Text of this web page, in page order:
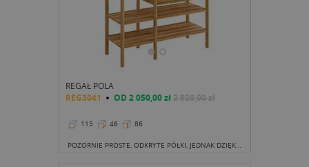
REGAŁ POLA
REG3041 OD 2 050,00 zł2 920,00 zł
115 46 86
POZORNIE PROSTE, ODKRYTE PÓŁKI, JEDNAK DZIĘKI USTAWIENIU ICH W NIEKONWENCJONALNY SPOSÓB, ZYSKUJEMY BARDZO DYSTYNGOWANY MEBEL. Z PEWNOŚCIĄ JEST ON DALEKI OD NUDNYCH, OKLEPANYCH REGAŁÓW, KTÓRE ZNALEŹĆ MOŻNA W KAŻDEJ SIECIÓWCE.